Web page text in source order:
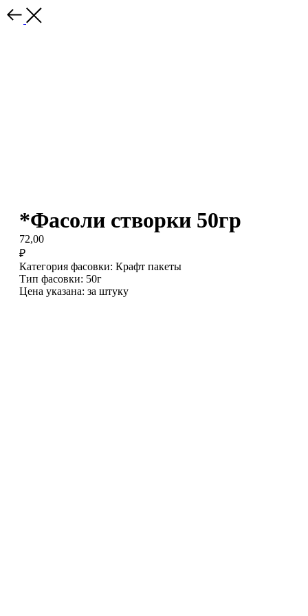
*Фасоли створки 50гр
72,00
₽
Категория фасовки: Крафт пакеты
Тип фасовки: 50г
Цена указана: за штуку